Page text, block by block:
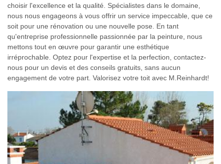
choisir l'excellence et la qualité. Spécialistes dans le domaine,
nous nous engageons à vous offrir un service impeccable, que ce
soit pour une rénovation ou une nouvelle pose. En tant
qu'entreprise professionnelle passionnée par la peinture, nous
mettons tout en œuvre pour garantir une esthétique
irréprochable. Optez pour l'expertise et la perfection, contactez-
nous pour un devis et des conseils gratuits, sans aucun
engagement de votre part. Valorisez votre toit avec M.Reinhardt!